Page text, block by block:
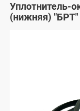
Уплотнитель-
(нижняя) "БРТ"